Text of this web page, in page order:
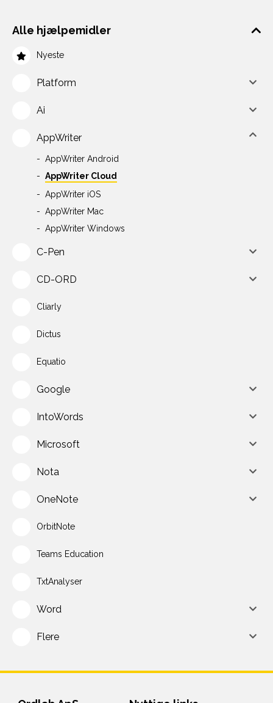
Alle hjælpemidler
Nyeste
Platform
Ai
AppWriter
AppWriter Android
AppWriter Cloud
AppWriter iOS
AppWriter Mac
AppWriter Windows
C-Pen
CD-ORD
Cliarly
Dictus
Equatio
Google
IntoWords
Microsoft
Nota
OneNote
OrbitNote
Teams Education
TxtAnalyser
Word
Flere